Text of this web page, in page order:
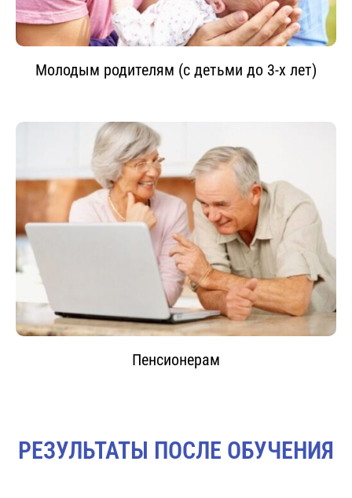
Молодым родителям (с детьми до 3-х лет)
Пенсионерам
РЕЗУЛЬТАТЫ ПОСЛЕ ОБУЧЕНИЯ